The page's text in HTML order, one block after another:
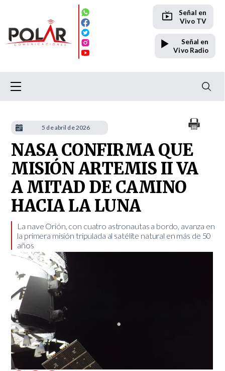
Señal en
Vivo TV
Señal en
Vivo Radio
NASA CONFIRMA QUE
MISIÓN ARTEMIS II VA
A MITAD DE CAMINO
HACIA LA LUNA
​La nave Orión, con cuatro astronautas a bordo, avanza en
la primera misión tripulada al satélite natural en más de 50
años
5 de abril de 2026